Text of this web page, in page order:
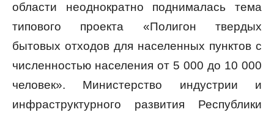
области неоднократно поднималась тема
типового проекта «Полигон твердых
бытовых отходов для населенных пунктов с
численностью населения от 5 000 до 10 000
человек». Министерство индустрии и
инфраструктурного развития Республики